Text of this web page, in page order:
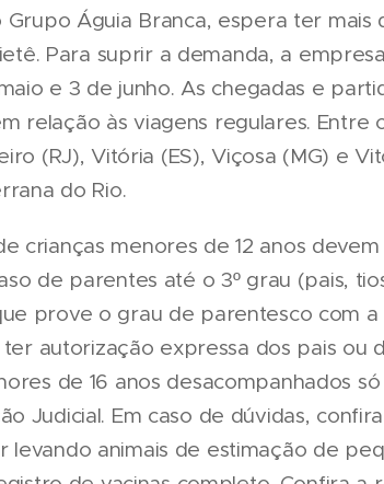
Águia Branca, espera ter mais
Para suprir a demanda, a
e 3 de junho. As chegadas e
relação às viagens regulares. Entre
(RJ), Vitória (ES), Viçosa (MG) e
do Rio.
crianças menores de 12 anos
de parentes até o 3º grau (pais,
prove o grau de parentesco com a
autorização expressa dos pais ou
de 16 anos desacompanhados
Judicial. Em caso de dúvidas,
levando animais de estimação de